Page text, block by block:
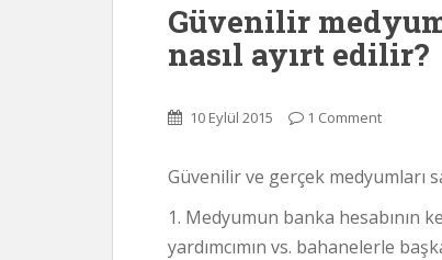
Güvenilir
nasıl ayırt edilir?
10 Eylül 2015 1 Comment
Güvenilir ve gerçek medyumları
1. Medyumun banka hesabının
yardımcımın vs. bahanelerle